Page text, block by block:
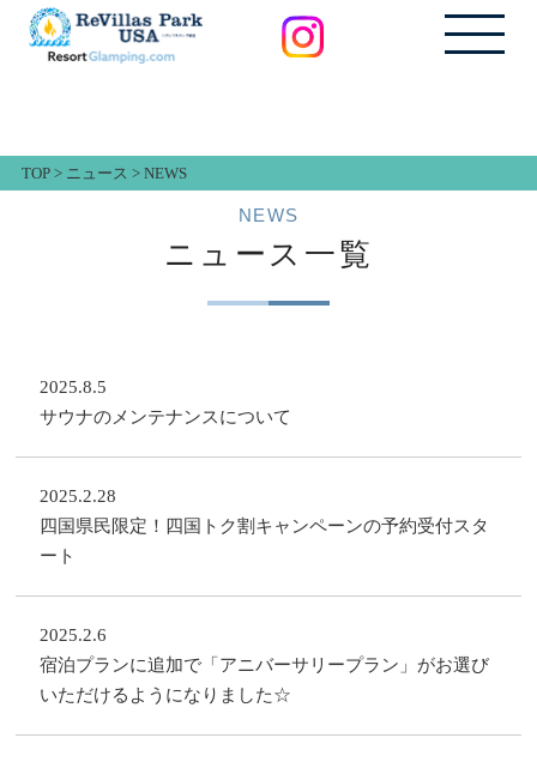
TOP > ニュース >NEWS
NEWS
ニュース一覧
2025.8.5
サウナのメンテナンスについて
2025.2.28
四国県民限定！四国トク割キャンペーンの予約受付スタ
ート
2025.2.6
宿泊プランに追加で「アニバーサリープラン」がお選び
いただけるようになりました☆